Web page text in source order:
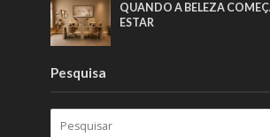
QUANDO A BELEZA
ESTAR
Pesquisa